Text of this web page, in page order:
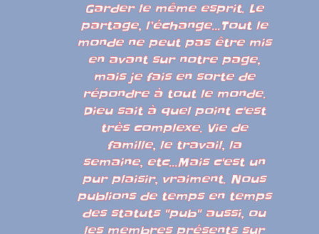
Garder le même esprit. Le
partage, l’échange...Tout le
monde ne peut pas être mis
en avant sur notre page,
mais je fais en sorte de
répondre à tout le monde.
Dieu sait à quel point c'est
très complexe. Vie de
famille, le travail, la
semaine, etc...Mais c'est un
pur plaisir, vraiment. Nous
publions de temps en temps
des statuts "pub" aussi, ou
les membres présents sur